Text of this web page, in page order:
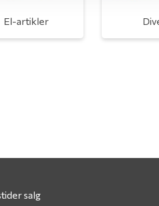
El-artikler
salg